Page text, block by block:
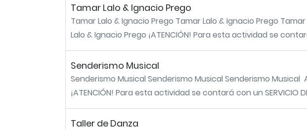
Tamar Lalo & Ignacio Prego
Tamar Lalo & Ignacio Prego Tamar Lalo & Ignacio Prego
Lalo & Ignacio Prego ¡ATENCIÓN! Para esta actividad se
Senderismo Musical
Senderismo Musical Senderismo Musical Senderismo Musical
¡ATENCIÓN! Para esta actividad se contará con un SERVICIO
Taller de Danza